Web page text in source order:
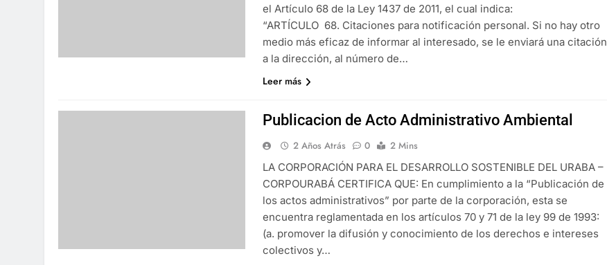
el Artículo 68 de la Ley 1437 de 2011, el cual indica:
“ARTÍCULO 68. Citaciones para notificación personal. Si no hay otro
medio más eficaz de informar al interesado, se le enviará una citación
a la dirección, al número de…
Leer más
Publicacion de Acto Administrativo Ambiental
2 Años Atrás 0
2 Mins
LA CORPORACIÓN PARA EL DESARROLLO SOSTENIBLE DEL URABA –
CORPOURABÁ CERTIFICA QUE: En cumplimiento a la “Publicación de
los actos administrativos” por parte de la corporación, esta se
encuentra reglamentada en los artículos 70 y 71 de la ley 99 de 1993:
(a. promover la difusión y conocimiento de los derechos e intereses
colectivos y…